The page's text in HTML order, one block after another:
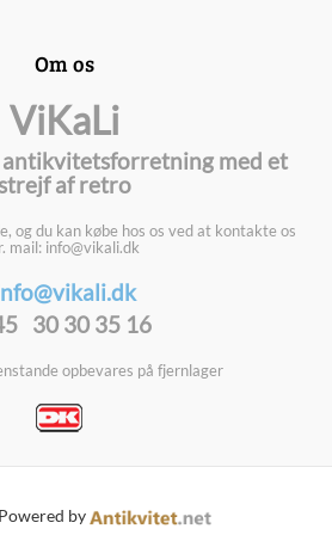
Om os
ViKaLi
med et
af retro
og du kan købe hos os ved at kontakte os
mail: info@vikali.dk
30 30 35 16
opbevares på fjernlager
by